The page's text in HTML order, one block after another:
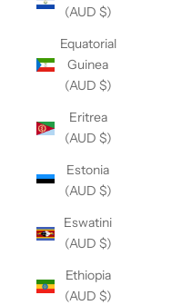
(AUD $)
Equatorial
Guinea
(AUD $)
Eritrea
(AUD $)
Estonia
(AUD $)
Eswatini
(AUD $)
Ethiopia
(AUD $)